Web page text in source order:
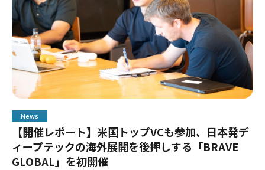
News
【開催レポート】米国トップVCも参加、日本発デ
ィープテックの海外展開を後押しする「BRAVE
GLOBAL」を初開催